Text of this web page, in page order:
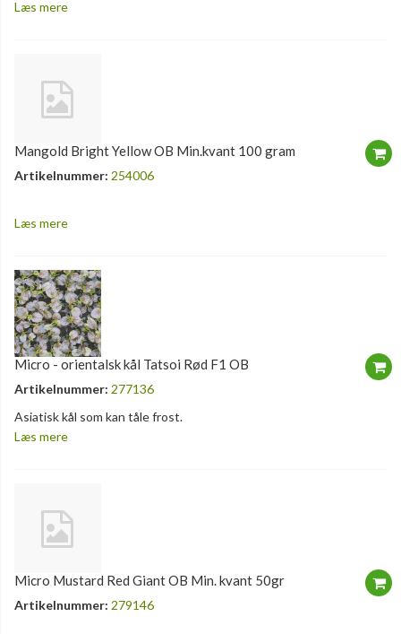
Læs mere
Mangold Bright Yellow OB Min.kvant 100 gram
Artikelnummer: 254006
Læs mere
Micro - orientalsk kål Tatsoi Rød F1 OB
Artikelnummer: 277136
Asiatisk kål som kan tåle frost.
Læs mere
Micro Mustard Red Giant OB Min. kvant 50gr
Artikelnummer: 279146